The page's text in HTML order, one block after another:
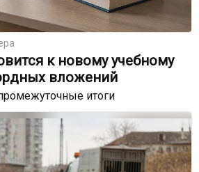
к новому учебному
вложений
итоги